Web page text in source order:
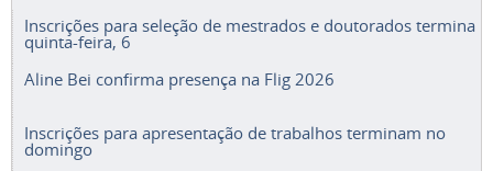
Inscrições para seleção de mestrados e doutorados termina
quinta-feira, 6
Aline Bei confirma presença na Flig 2026
Inscrições para apresentação de trabalhos terminam no
domingo